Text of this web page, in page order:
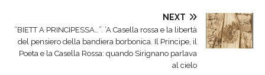
NEXT
​”BIETT A PRINCIPESSA…”. ’A Casella rossa e la libertà
del pensiero della bandiera borbonica. Il Principe, il
Poeta e la Casella Rossa: quando Sirignano parlava
al cielo